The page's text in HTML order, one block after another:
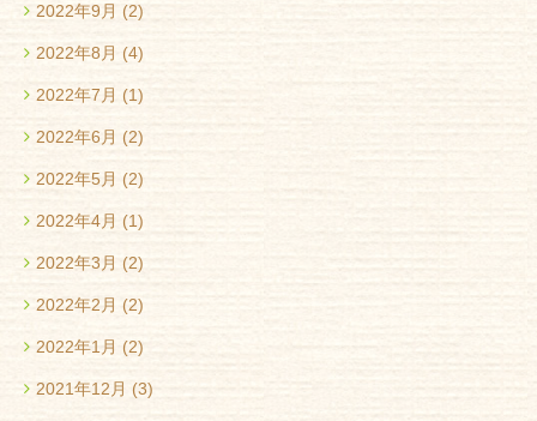
2022年9月 (2)
2022年8月 (4)
2022年7月 (1)
2022年6月 (2)
2022年5月 (2)
2022年4月 (1)
2022年3月 (2)
2022年2月 (2)
2022年1月 (2)
2021年12月 (3)